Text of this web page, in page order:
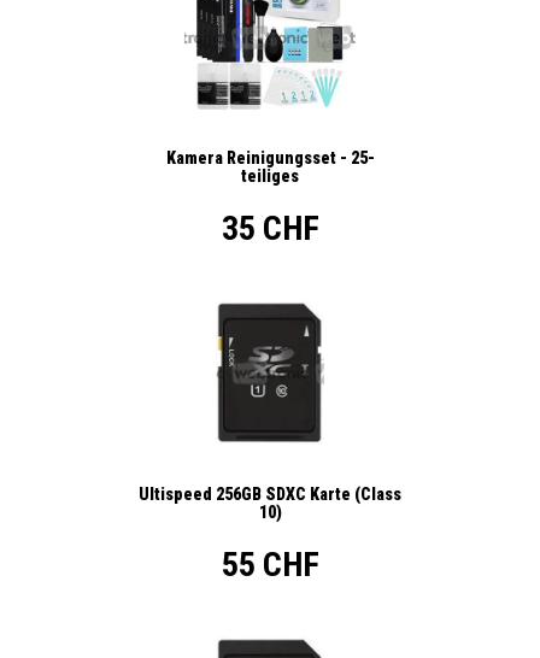
Kamera Reinigungsset - 25-
teiliges
35 CHF
Ultispeed 256GB SDXC Karte (Class
10)
55 CHF